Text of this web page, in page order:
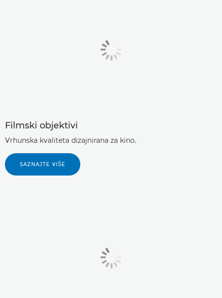
Filmski objektivi
Vrhunska kvaliteta dizajnirana za kino.
SAZNAJTE VIŠE